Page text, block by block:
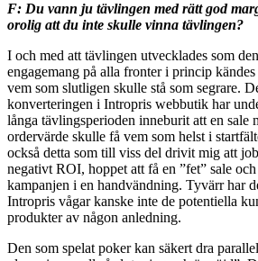
F: Du vann ju tävlingen med rätt god
orolig att du inte skulle vinna tävlingen?
I och med att tävlingen utvecklades som
engagemang på alla fronter i princip
vem som slutligen skulle stå som segrare.
konverteringen i Intropris webbutik har
långa tävlingsperioden inneburit att en sale
ordervärde skulle få vem som helst i
också detta som till viss del drivit mig att
negativt ROI, hoppet att få en ”fet” sale
kampanjen i en handvändning. Tyvärr har
Intropris vågar kanske inte de potentiella
produkter av någon anledning.
Den som spelat poker kan säkert dra